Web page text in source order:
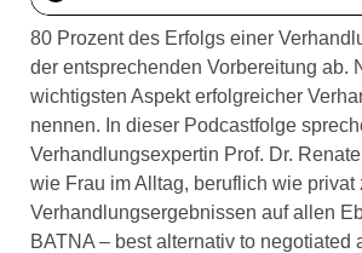
80 Prozent des Erfolgs einer
der entsprechenden Vorbereitung ab.
wichtigsten Aspekt erfolgreicher
nennen. In dieser Podcastfolge
Verhandlungsexpertin Prof. Dr.
wie Frau im Alltag, beruflich wie privat
Verhandlungsergebnissen auf allen
BATNA – best alternativ to negotiated